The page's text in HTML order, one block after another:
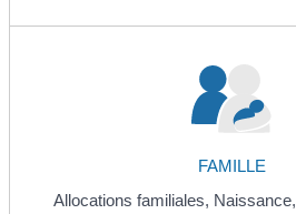
FAMILLE
Allocations familiales, Naissance,